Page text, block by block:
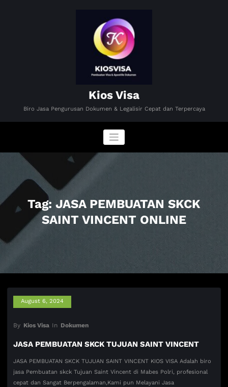
Kios Visa
Biro Jasa Pengurusan Dokumen & Legalisir Cepat dan Terpercaya
Tag: JASA PEMBUATAN SKCK
SAINT VINCENT ONLINE
August 6, 2024
By Kios Visa In Dokumen
JASA PEMBUATAN SKCK TUJUAN SAINT VINCENT
JASA PEMBUATAN SKCK TUJUAN SAINT VINCENT KIOS VISA Adalah biro
jasa Pembuatan skck Tujuan Saint Vincent di Mabes Polri, profesional
cepat dan Sangat Berpengalaman,Kami pun Melayani Jasa